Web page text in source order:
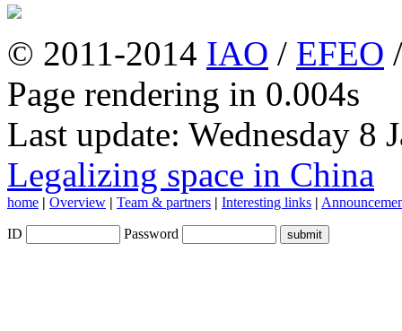
© 2011-2014 IAO / EFEO
Page rendering in 0.004s
Last update: Wednesday 8
Legalizing space in China
home | Overview | Team & partners | Interesting links |
ID Password